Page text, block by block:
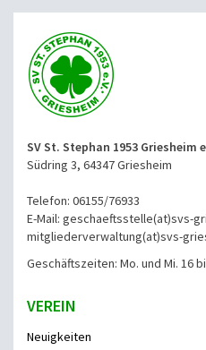
SV St. Stephan 1953 Griesheim
Südring 3, 64347 Griesheim
Telefon: 06155/76933
E-Mail: geschaeftsstelle(at)svs-
mitgliederverwaltung(at)svs-
Geschäftszeiten: Mo. und Mi. 16
VEREIN
Neuigkeiten